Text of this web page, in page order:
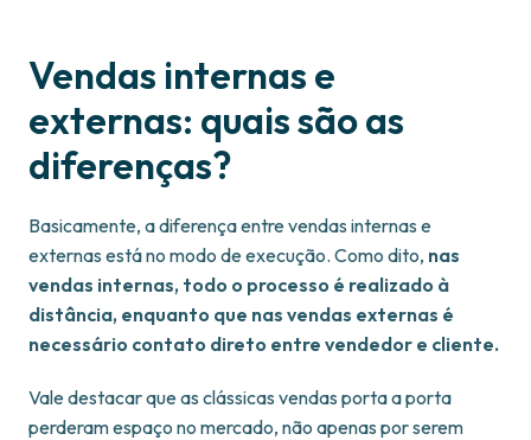
Vendas internas e
externas: quais são as
diferenças?
Basicamente, a diferença entre vendas internas e
externas está no modo de execução. Como dito, nas
vendas internas, todo o processo é realizado à
distância, enquanto que nas vendas externas é
necessário contato direto entre vendedor e cliente.
Vale destacar que as clássicas vendas porta a porta
perderam espaço no mercado, não apenas por serem